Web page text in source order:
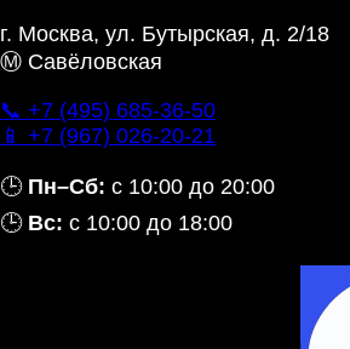
г. Москва, ул. Бутырская, д. 2/18
Ⓜ Савёловская
📞 +7 (495) 685‑36‑50
📱 +7 (967) 026‑20‑21
🕒 Пн–Сб: с 10:00 до 20:00
🕒 Вс: с 10:00 до 18:00